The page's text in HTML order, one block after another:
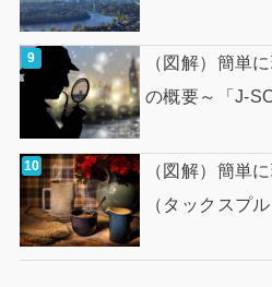
（図解）簡単
の概要～「J-
（図解）簡単
（タックスプ